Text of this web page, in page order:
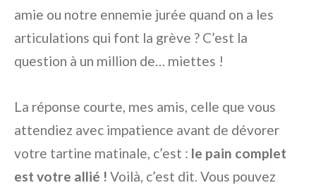
amie ou notre ennemie jurée quand on a les
articulations qui font la grève ? C’est la
question à un million de… miettes !
La réponse courte, mes amis, celle que vous
attendiez avec impatience avant de dévorer
votre tartine matinale, c’est : le pain complet
est votre allié ! Voilà, c’est dit. Vous pouvez